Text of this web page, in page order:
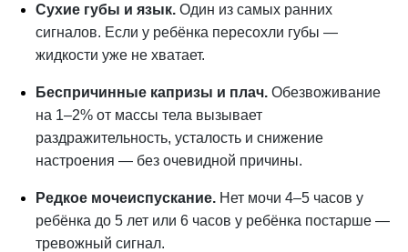
Сухие губы и язык. Один из самых ранних
сигналов. Если у ребёнка пересохли губы —
жидкости уже не хватает.
Беспричинные капризы и плач. Обезвоживание
на 1–2% от массы тела вызывает
раздражительность, усталость и снижение
настроения — без очевидной причины.
Редкое мочеиспускание. Нет мочи 4–5 часов у
ребёнка до 5 лет или 6 часов у ребёнка постарше —
тревожный сигнал.